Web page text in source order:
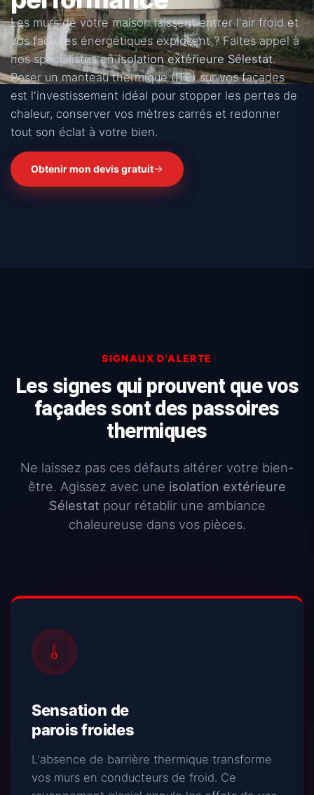
Les murs de votre maison laissent entrer l'air froid et
vos factures énergétiques explosent ? Faites appel à
nos spécialistes enisolation extérieure Sélestat.
Poser un manteau thermique (ITE) sur vos façades
est l'investissement idéal pour stopper les pertes de
chaleur, conserver vos mètres carrés et redonner
tout son éclat à votre bien.
Obtenir mon devis gratuit
SIGNAUX D'ALERTE
Les signes qui prouvent que vos
façades sont des passoires
thermiques
Ne laissez pas ces défauts altérer votre bien-
être. Agissez avec une isolation extérieure
Sélestat pour rétablir une ambiance
chaleureuse dans vos pièces.
Sensation de
parois froides
L'absence de barrière thermique transforme
vos murs en conducteurs de froid. Ce